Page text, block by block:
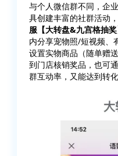
与个人微信群不同，企
具创建丰富的社群活动
服【大转盘&九宫格抽
内分享宠物照/短视频、
设置实物商品（随单赠
到门店核销奖品，也可
群互动率，又能达到转化